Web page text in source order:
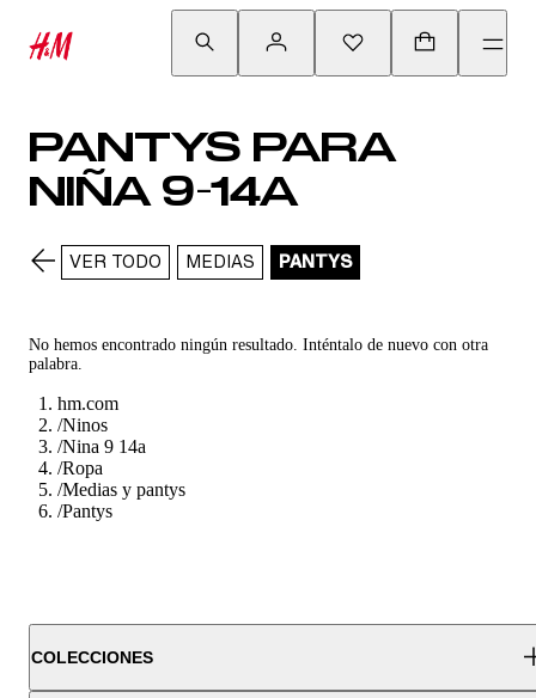
PANTYS PARA
NIÑA 9-14A
VER TODO MEDIAS PANTYS
No hemos encontrado ningún resultado. Inténtalo de nuevo con otra
palabra.
hm.com
/Ninos
/Nina 9 14a
/Ropa
/Medias y pantys
/Pantys
COLECCIONES